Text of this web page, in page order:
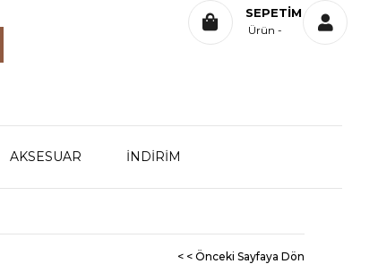
SEPETIM
Ürün
AKSESUAR İNDİRİM
< < Önceki Sayfaya Dön